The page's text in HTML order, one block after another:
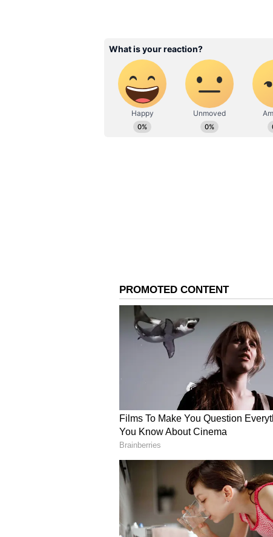
நடிகர்களை விட்டு விடுங்கள்
தமிழகத்தில் மாற்றங்களை
இறங்கியுள்ளது. நிர்பந்தம்
வேண்டிய நிலைமை
நடிகர்கள் அரசியல் பயணம்
தமிழகத்தில் இன்றைக்கு
கேட்கிறேன்.